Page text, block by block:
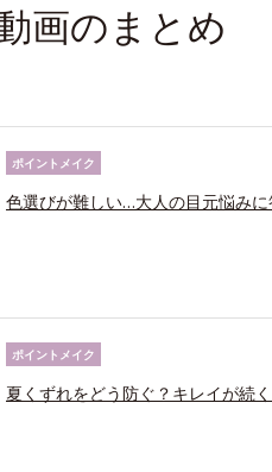
画のまとめ
ポイントメイク
色選びが難しい…大人の目元悩み
ポイントメイク
夏くずれをどう防ぐ？キレイが続